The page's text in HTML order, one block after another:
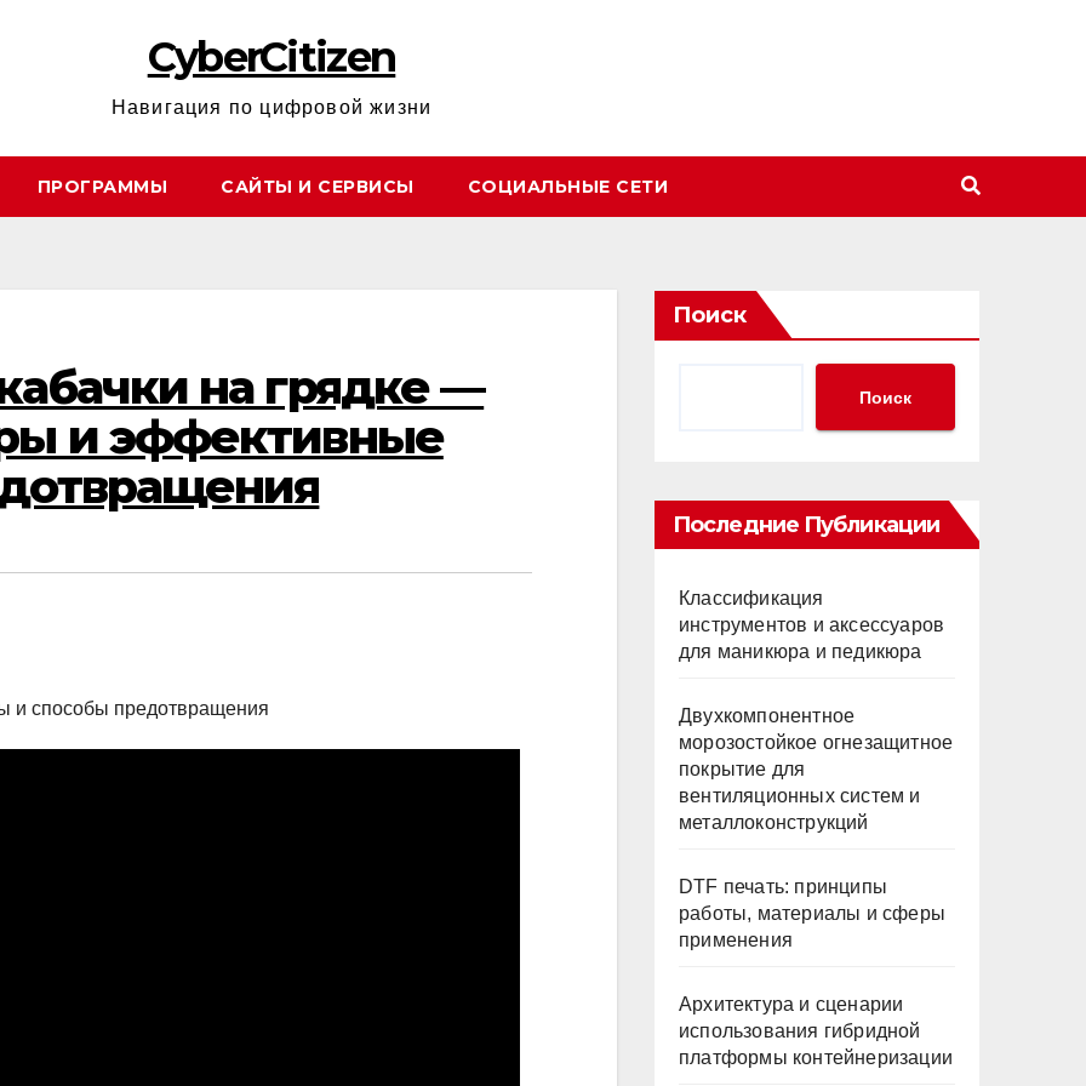
CyberCitizen
Навигация по цифровой жизни
ПРОГРАММЫ САЙТЫ И СЕРВИСЫ СОЦИАЛЬНЫЕ СЕТИ
на грядке —
и эффективные
Поиск
Поиск
Последние Публикации
Классификация
инструментов и аксессуаров
для маникюра и педикюра
Двухкомпонентное
морозостойкое огнезащитное
покрытие для
вентиляционных систем и
металлоконструкций
DTF печать: принципы
работы, материалы и сферы
применения
Архитектура и сценарии
использования гибридной
платформы контейнеризации